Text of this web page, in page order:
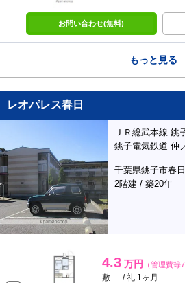
お問い合わせ(無料)
もっと見る
レオパレス春日
ＪＲ総武本線 銚
銚子電気鉄道 仲
千葉県銚子市春
2階建 / 築20年
4.3 万円 （管理費等
敷 － / 礼 1ヶ月